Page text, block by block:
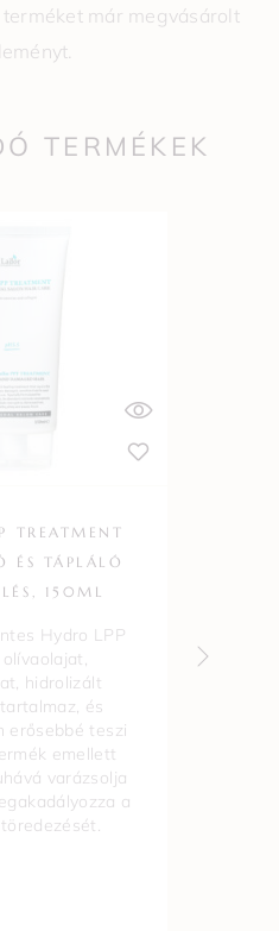
már megvásárolt
TERMÉKEK
TREATMENT
ÉS TÁPLÁLÓ
150ML
Hydro LPP
hidrolizált
és
erősebbé teszi
emellett
varázsolja
a